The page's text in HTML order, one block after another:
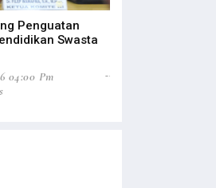
Penguatan
Swasta
04:00 Pm